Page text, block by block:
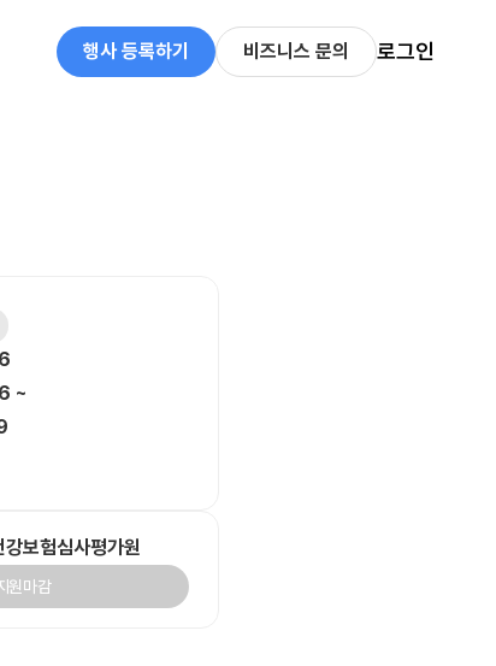
행사 등록하기 비즈니스 문의 로그인
~
보험심사평가원
원마감